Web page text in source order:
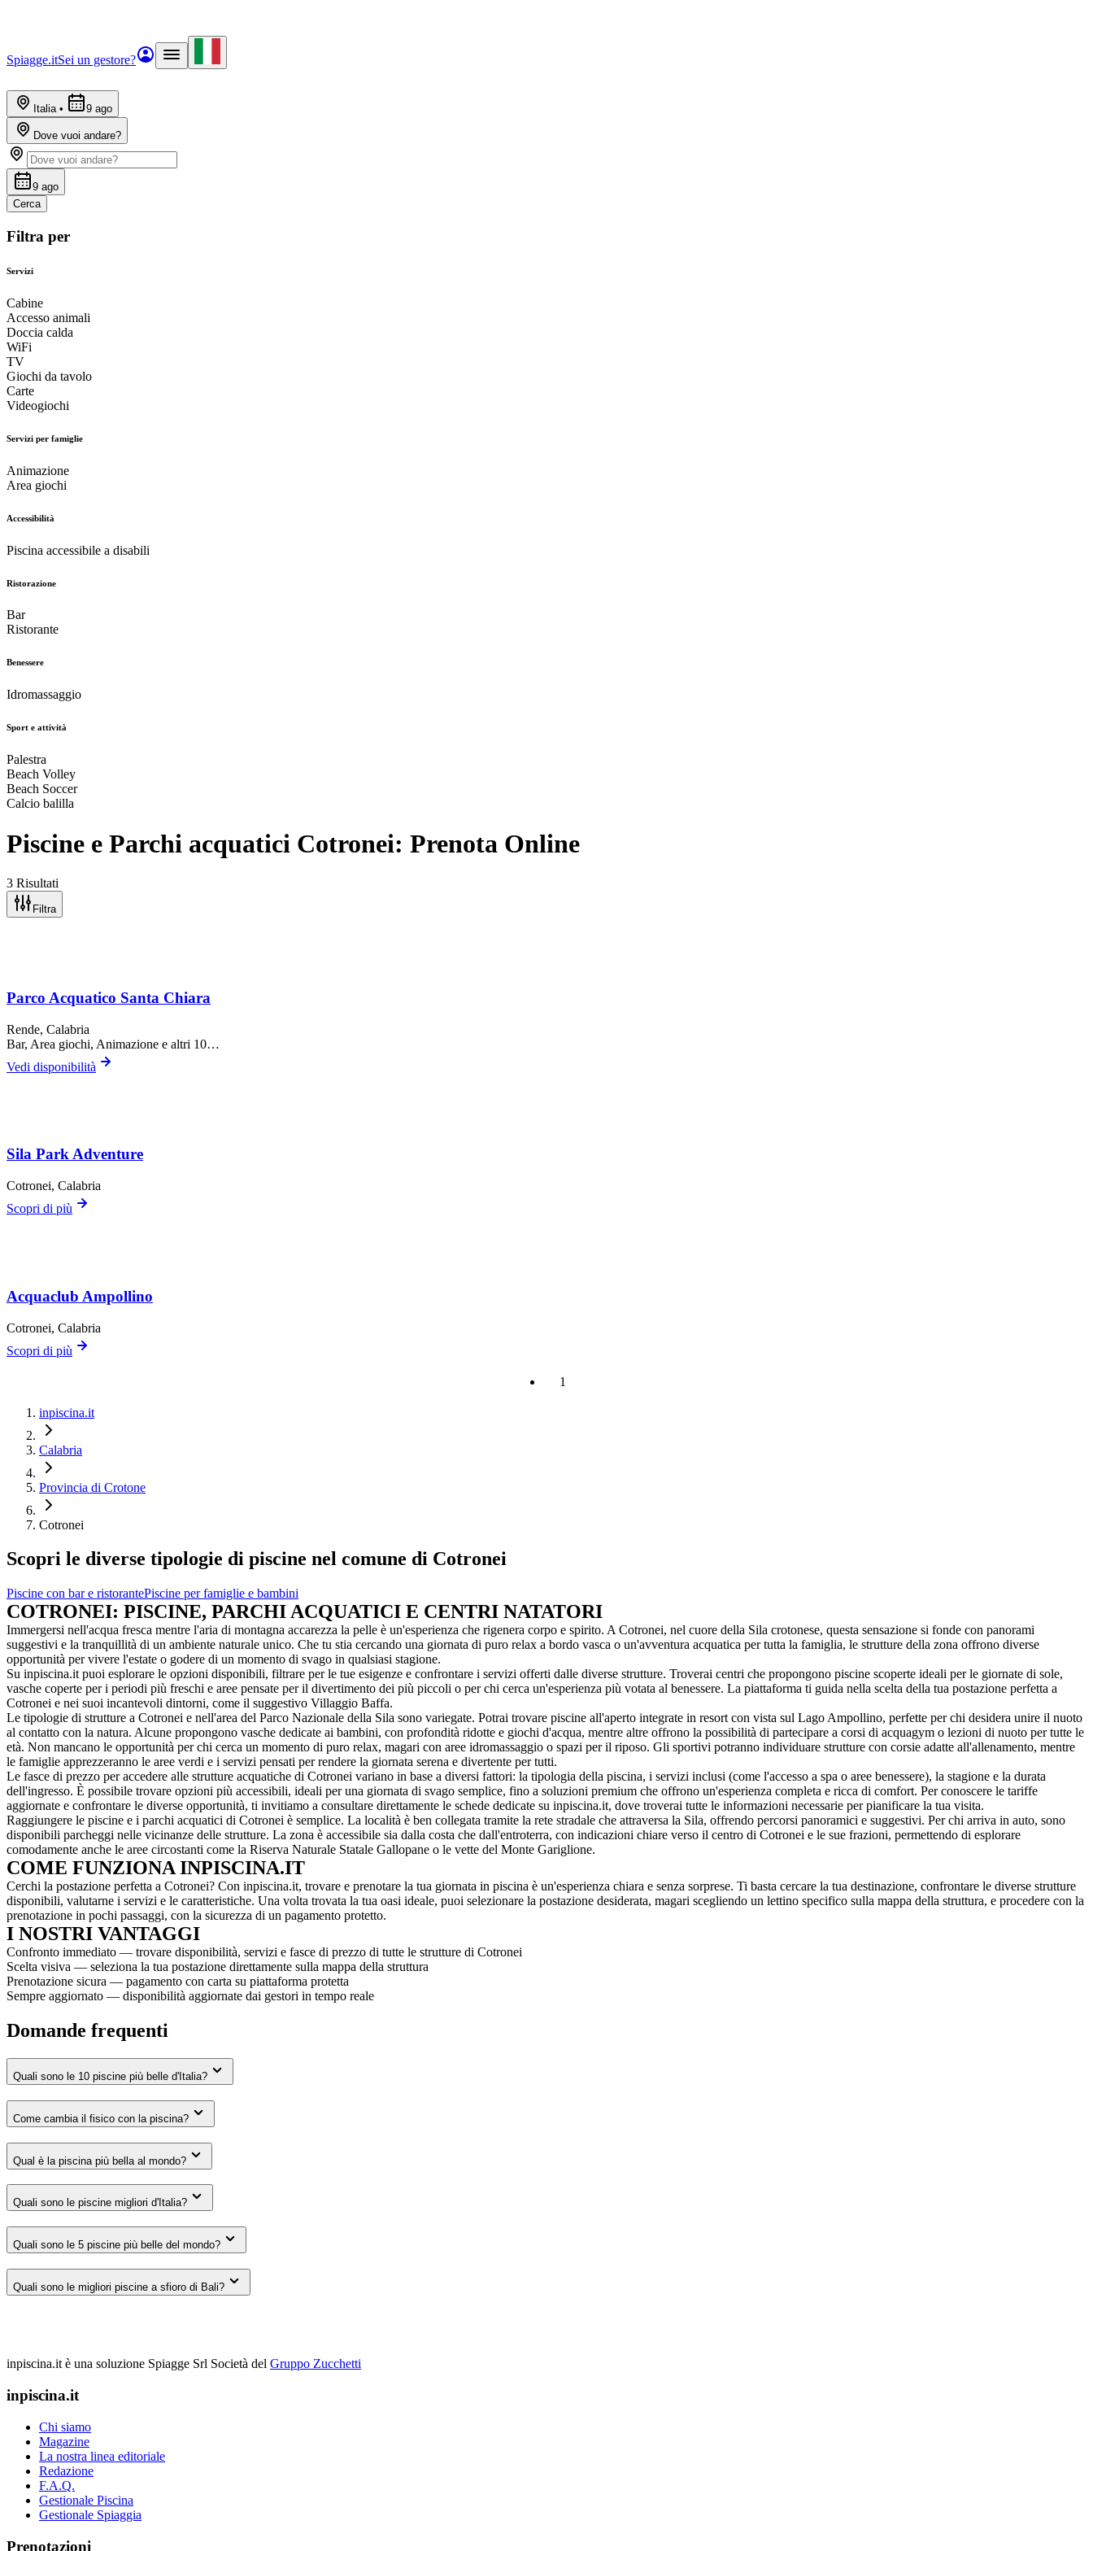
Spiagge.itSei un gestore?
Italia• 9 ago
Dove vuoi andare?
9 ago
Cerca
Filtra per
Servizi
Cabine
Accesso animali
Doccia calda
WiFi
TV
Giochi da tavolo
Carte
Videogiochi
Servizi per famiglie
Animazione
Area giochi
Accessibilità
Piscina accessibile a disabili
Ristorazione
Bar
Ristorante
Benessere
Idromassaggio
Sport e attività
Palestra
Beach Volley
Beach Soccer
Calcio balilla
Piscine e Parchi acquatici Cotronei: Prenota Online
3 Risultati
Filtra
Parco Acquatico Santa Chiara
Rende, Calabria
Bar, Area giochi, Animazione e altri 10…
Vedi disponibilità
Sila Park Adventure
Cotronei, Calabria
Scopri di più
Acquaclub Ampollino
Cotronei, Calabria
Scopri di più
1
inpiscina.it
Calabria
Provincia di Crotone
Cotronei
Scopri le diverse tipologie di piscine nel comune di Cotronei
Piscine con bar e ristorantePiscine per famiglie e bambini
COTRONEI: PISCINE, PARCHI ACQUATICI E CENTRI NATATORI
Immergersi nell'acqua fresca mentre l'aria di montagna accarezza la pelle è un'esperienza che rigenera corpo e spirito. A Cotronei, nel cuore della Sila crotonese, questa sensazione si fonde con panorami
suggestivi e la tranquillità di un ambiente naturale unico. Che tu stia cercando una giornata di puro relax a bordo vasca o un'avventura acquatica per tutta la famiglia, le strutture della zona offrono diverse
opportunità per vivere l'estate o godere di un momento di svago in qualsiasi stagione.
Su inpiscina.it puoi esplorare le opzioni disponibili, filtrare per le tue esigenze e confrontare i servizi offerti dalle diverse strutture. Troverai centri che propongono piscine scoperte ideali per le giornate di sole,
vasche coperte per i periodi più freschi e aree pensate per il divertimento dei più piccoli o per chi cerca un'esperienza più votata al benessere. La piattaforma ti guida nella scelta della tua postazione perfetta a
Cotronei e nei suoi incantevoli dintorni, come il suggestivo Villaggio Baffa.
Le tipologie di strutture a Cotronei e nell'area del Parco Nazionale della Sila sono variegate. Potrai trovare piscine all'aperto integrate in resort con vista sul Lago Ampollino, perfette per chi desidera unire il nuoto
al contatto con la natura. Alcune propongono vasche dedicate ai bambini, con profondità ridotte e giochi d'acqua, mentre altre offrono la possibilità di partecipare a corsi di acquagym o lezioni di nuoto per tutte le
età. Non mancano le opportunità per chi cerca un momento di puro relax, magari con aree idromassaggio o spazi per il riposo. Gli sportivi potranno individuare strutture con corsie adatte all'allenamento, mentre
le famiglie apprezzeranno le aree verdi e i servizi pensati per rendere la giornata serena e divertente per tutti.
Le fasce di prezzo per accedere alle strutture acquatiche di Cotronei variano in base a diversi fattori: la tipologia della piscina, i servizi inclusi (come l'accesso a spa o aree benessere), la stagione e la durata
dell'ingresso. È possibile trovare opzioni più accessibili, ideali per una giornata di svago semplice, fino a soluzioni premium che offrono un'esperienza completa e ricca di comfort. Per conoscere le tariffe
aggiornate e confrontare le diverse opportunità, ti invitiamo a consultare direttamente le schede dedicate su inpiscina.it, dove troverai tutte le informazioni necessarie per pianificare la tua visita.
Raggiungere le piscine e i parchi acquatici di Cotronei è semplice. La località è ben collegata tramite la rete stradale che attraversa la Sila, offrendo percorsi panoramici e suggestivi. Per chi arriva in auto, sono
disponibili parcheggi nelle vicinanze delle strutture. La zona è accessibile sia dalla costa che dall'entroterra, con indicazioni chiare verso il centro di Cotronei e le sue frazioni, permettendo di esplorare
comodamente anche le aree circostanti come la Riserva Naturale Statale Gallopane o le vette del Monte Gariglione.
COME FUNZIONA INPISCINA.IT
Cerchi la postazione perfetta a Cotronei? Con inpiscina.it, trovare e prenotare la tua giornata in piscina è un'esperienza chiara e senza sorprese. Ti basta cercare la tua destinazione, confrontare le diverse strutture
disponibili, valutarne i servizi e le caratteristiche. Una volta trovata la tua oasi ideale, puoi selezionare la postazione desiderata, magari scegliendo un lettino specifico sulla mappa della struttura, e procedere con la
prenotazione in pochi passaggi, con la sicurezza di un pagamento protetto.
I NOSTRI VANTAGGI
Confronto immediato — trovare disponibilità, servizi e fasce di prezzo di tutte le strutture di Cotronei
Scelta visiva — seleziona la tua postazione direttamente sulla mappa della struttura
Prenotazione sicura — pagamento con carta su piattaforma protetta
Sempre aggiornato — disponibilità aggiornate dai gestori in tempo reale
Domande frequenti
Quali sono le 10 piscine più belle d'Italia?
Come cambia il fisico con la piscina?
Qual è la piscina più bella al mondo?
Quali sono le piscine migliori d'Italia?
Quali sono le 5 piscine più belle del mondo?
Quali sono le migliori piscine a sfioro di Bali?
inpiscina.it è una soluzione Spiagge Srl Società del Gruppo Zucchetti
inpiscina.it
Chi siamo
Magazine
La nostra linea editoriale
Redazione
F.A.Q.
Gestionale Piscina
Gestionale Spiaggia
Prenotazioni